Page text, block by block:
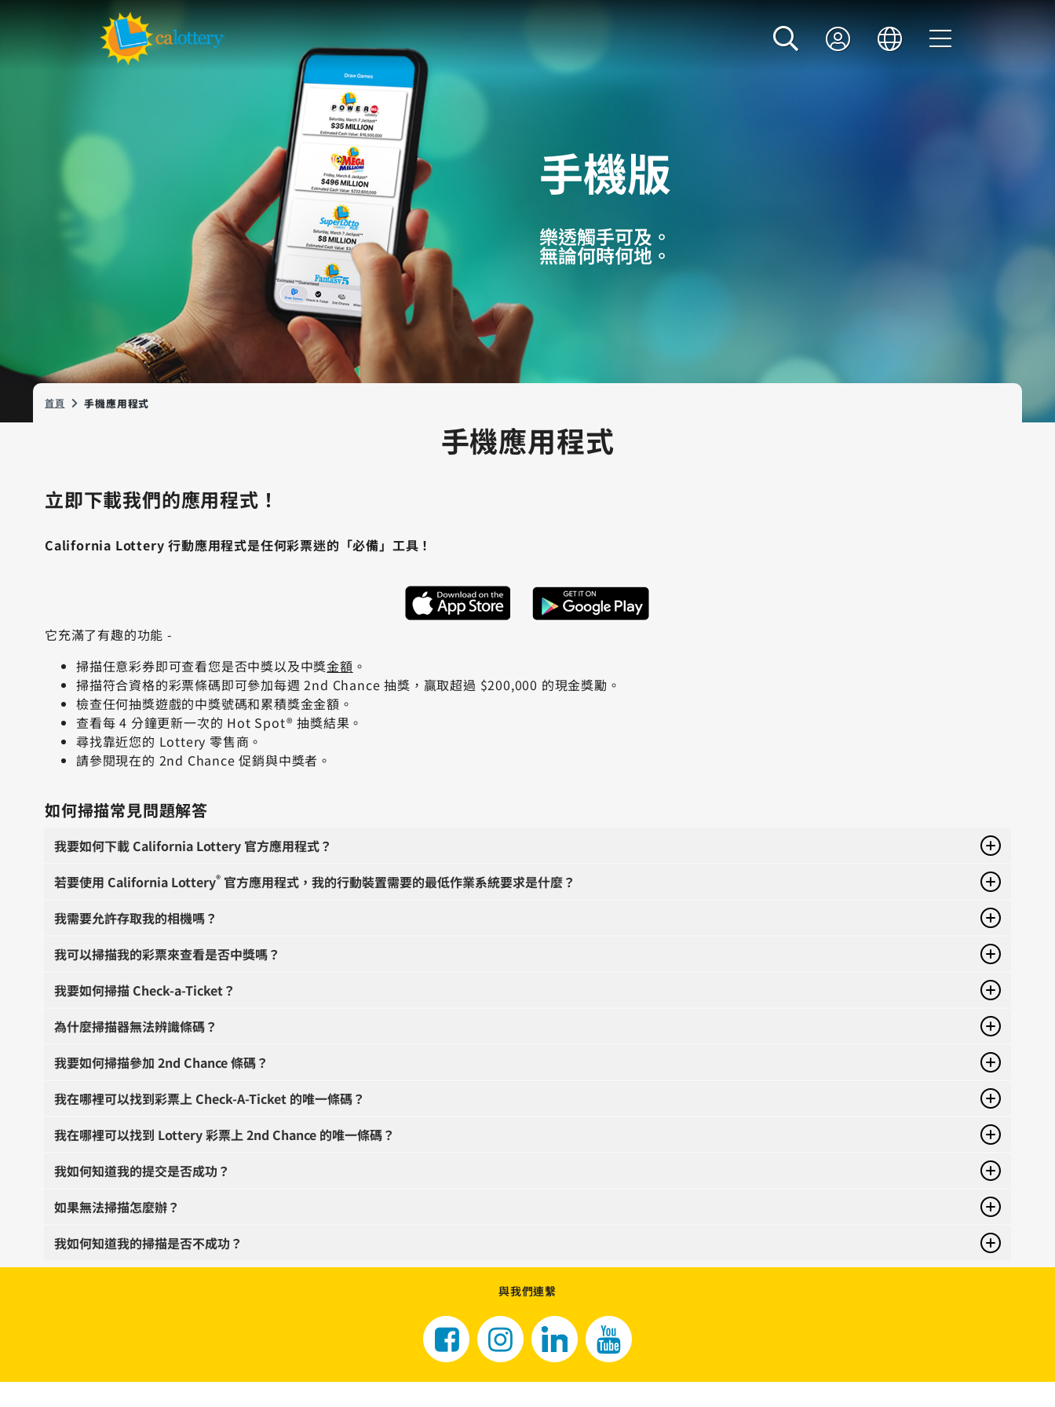
手機版
樂透觸手可及。
無論何時何地。
首頁 手機應用程式
手機應用程式
立即下載我們的應用程式！
California Lottery 行動應用程式是任何彩票迷的「必備」工具！
它充滿了有趣的功能 -
掃描任意彩券即可查看您是否中獎以及中獎金額 。
掃描符合資格的彩票條碼即可參加每週 2nd Chance 抽獎，贏取超過 $200,000 的現金獎勵。
檢查任何抽獎遊戲的中獎號碼和累積獎金金額。
查看每 4 分鐘更新一次的 Hot Spot® 抽獎結果。
尋找靠近您的 Lottery 零售商。
請參閱現在的 2nd Chance 促銷與中獎者。
如何掃描常見問題解答
我要如何下載 California Lottery 官方應用程式？
若要使用 California Lottery® 官方應用程式，我的行動裝置需要的最低作業系統要求是什麼？
我需要允許存取我的相機嗎？
我可以掃描我的彩票來查看是否中獎嗎？
我要如何掃描 Check-a-Ticket？
為什麼掃描器無法辨識條碼？
我要如何掃描參加 2nd Chance 條碼？
我在哪裡可以找到彩票上 Check-A-Ticket 的唯一條碼？
我在哪裡可以找到 Lottery 彩票上 2nd Chance 的唯一條碼？
我如何知道我的提交是否成功？
如果無法掃描怎麼辦？
我如何知道我的掃描是否不成功？
與我們連繫